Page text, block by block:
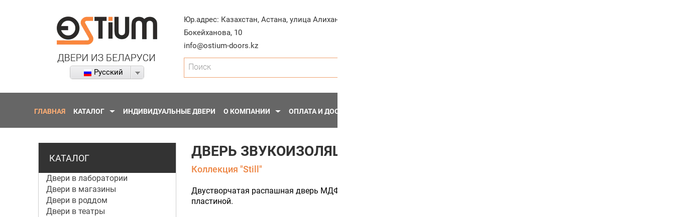
Русский
Юр.адрес: Казахстан,Астана,улица Алихана
Бокейханова, 10
info@ostium-doors.kz
Поиск
ГЛАВНАЯ КАТАЛОГ ИНДИВИДУАЛЬНЫЕ ДВЕРИ О КОМПАНИИ ОПЛАТА И ДОСТАВКА
КАТАЛОГ
Двери в лаборатории
Двери в магазины
Двери в роддом
Двери в театры
ДВЕРЬ ЗВУКОИЗОЛЯЦИОННАЯ STILL-42 DUO2-2
Коллекция "Still"
Двустворчатая распашная дверь МДФ с шумоизоляцией 42 dB. Облицована CPL-пластиком, оснащена отбойной
пластиной.